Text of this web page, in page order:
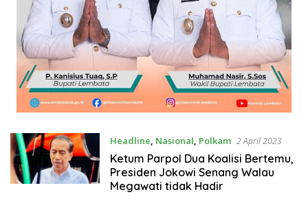
Headline, Nasional, Polkam 2 April 2023
Ketum Parpol Dua Koalisi Bertemu,
Presiden Jokowi Senang Walau
Megawati tidak Hadir